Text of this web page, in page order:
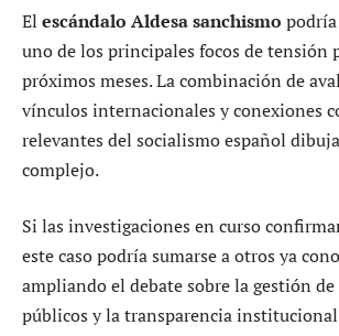
El escándalo Aldesa sanchismo
uno de los principales focos de tensión
próximos meses. La combinación de
vínculos internacionales y conexiones
relevantes del socialismo español
complejo.
Si las investigaciones en curso
este caso podría sumarse a otros ya
ampliando el debate sobre la gestión de
públicos y la transparencia